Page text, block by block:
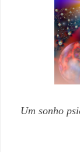
Um sonho